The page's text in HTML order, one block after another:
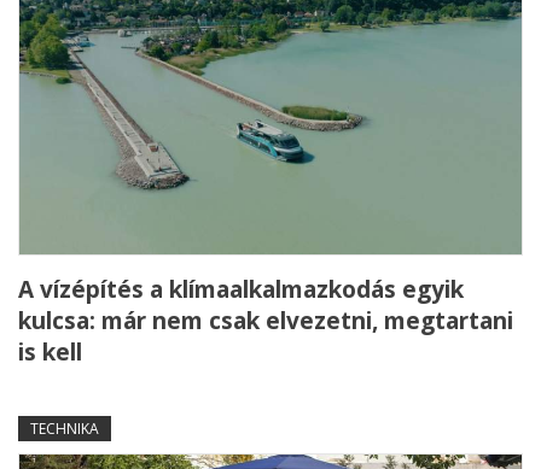
A vízépítés a klímaalkalmazkodás egyik
kulcsa: már nem csak elvezetni, megtartani
is kell
TECHNIKA